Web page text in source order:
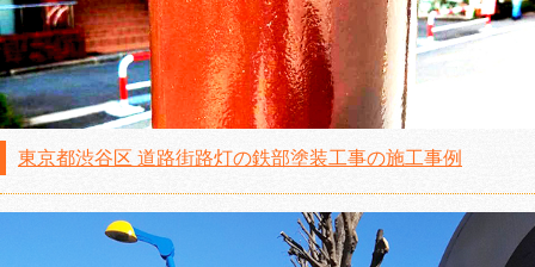
東京都渋谷区 道路街路灯の鉄部塗装工事の施工事例